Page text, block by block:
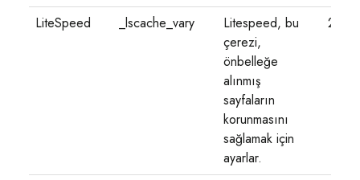
LiteSpeed _lscache_vary
Litespeed, bu
çerezi,
önbelleğe
alınmış
sayfaların
korunmasını
sağlamak için
ayarlar.
2 gün